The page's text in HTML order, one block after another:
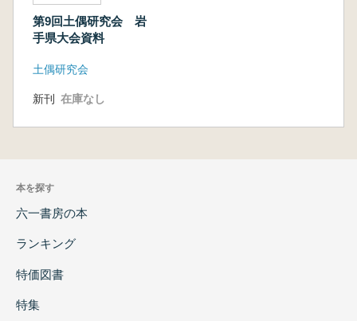
第9回土偶研究会 岩
手県大会資料
土偶研究会
新刊 在庫なし
本を探す
六一書房の本
ランキング
特価図書
特集